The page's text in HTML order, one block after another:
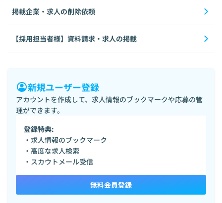
掲載企業・求人の削除依頼
【採用担当者様】資料請求・求人の掲載
新規ユーザー登録
アカウントを作成して、求人情報のブックマークや応募の管
理ができます。
登録特典:
・求人情報のブックマーク
・高度な求人検索
・スカウトメール受信
無料会員登録